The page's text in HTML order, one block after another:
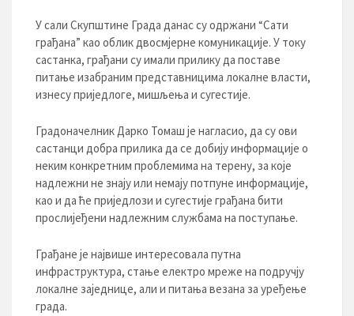
У сали Скупштине Града данас су одржани “Сати
грађана” као облик двосмјерне комуникације. У току
састанка, грађани су имали прилику да поставе
питање изабраним представницима локалне власти,
изнесу приједлогe, мишљења и сугестијe.
Градоначелник Дарко Томаш је нагласио, да су ови
састанци добра прилика да се добију информације о
неким конкретним проблемима на терену, за које
надлежни не знају или немају потпуне информације,
као и да ће приједлози и сугестије грађана бити
прослијеђени надлежним службама на поступање.
Грађанe је највише интересовала путна
инфраструктура, стање електро мреже на подручју
локалне заједнице, али и питања везана за уређење
града.